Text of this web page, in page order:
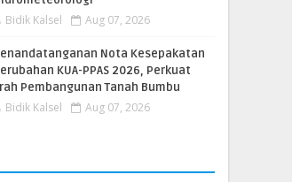
Bidik Kalsel Aug 07, 2026
Nota Kesepakatan
KUA-PPAS 2026, Perkuat
Pembangunan Tanah Bumbu
Bidik Kalsel Aug 07, 2026